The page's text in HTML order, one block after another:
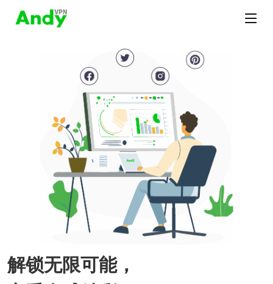
解锁无限可能，